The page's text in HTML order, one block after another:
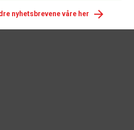
nyhetsbrevene våre her